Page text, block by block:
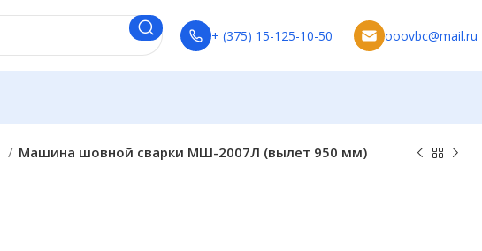
+ (375) 15-125-10-50 ooovbc@mail.ru
Машина шовной сварки МШ-2007Л (вылет 950 мм)